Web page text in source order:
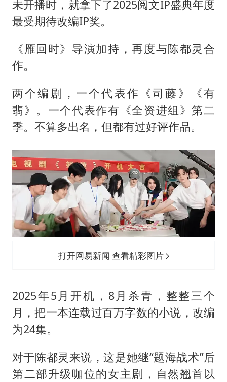
未开播时，就拿下了2025阅文IP盛典年度
最受期待改编IP奖。
《雁回时》导演加持，再度与陈都灵合
作。
两个编剧，一个代表作《司藤》《有
翡》。一个代表作有《全资进组》第二
季。不算多出名，但都有过好评作品。
打开网易新闻 查看精彩图片
2025年5月开机，8月杀青，整整三个
月，把一本连载过百万字数的小说，改编
为24集。
对于陈都灵来说，这是她继“题海战术”后
第二部升级咖位的女主剧，自然翘首以